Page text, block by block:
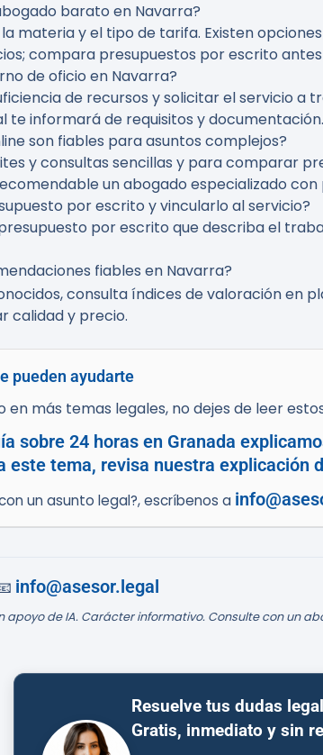
barato en Navarra?
materia y el tipo de tarifa. Existen
compara presupuestos por escrito
de oficio en Navarra?
de recursos y solicitar el servicio a
te informará de requisitos y documentación.
son fiables para asuntos complejos?
y consultas sencillas y para comparar
un abogado especializado con
por escrito y vincularlo al servicio?
por escrito que describa el
fiables en Navarra?
consulta índices de valoración en
calidad y precio.
pueden ayudarte
en más temas legales, no dejes de leer
sobre 24 horas en Granada
este tema, revisa nuestra explicación
un asunto legal?, escríbenos a
info@asesor.legal
de IA. Carácter informativo. Consulte con un
Resuelve tus dudas
Gratis, inmediato y sin